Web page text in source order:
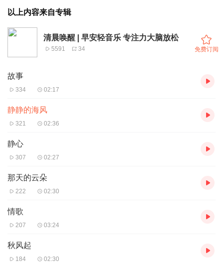
以上内容来自专辑
清晨唤醒 | 早安轻音乐 专注力大脑放松
5591 34 免费订阅
故事
334 02:17
静静的海风
321 02:36
静心
307 02:27
那天的云朵
222 02:30
情歌
207 03:24
秋风起
184 02:30